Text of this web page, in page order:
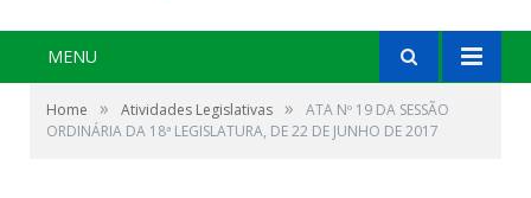
MENU
Home » Atividades Legislativas »
ATA Nº 19 DA SESSÃO
ORDINÁRIA DA 18ª LEGISLATURA, DE 22 DE JUNHO DE 2017